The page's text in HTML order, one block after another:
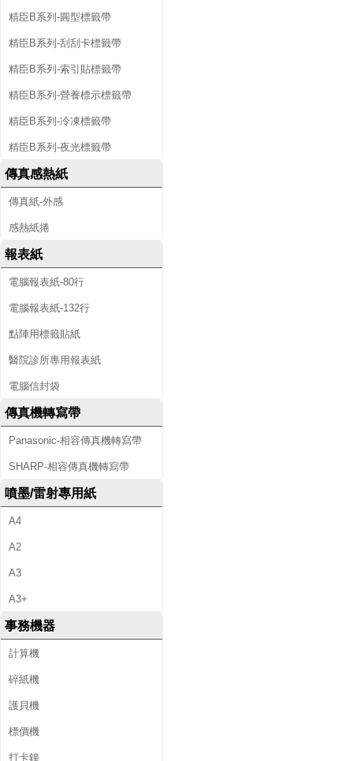
精臣B系列-圓型標籤帶
精臣B系列-刮刮卡標籤帶
精臣B系列-索引貼標籤帶
精臣B系列-營養標示標籤帶
精臣B系列-冷凍標籤帶
精臣B系列-夜光標籤帶
傳真感熱紙
傳真紙-外感
感熱紙捲
報表紙
電腦報表紙-80行
電腦報表紙-132行
點陣用標籤貼紙
醫院診所專用報表紙
電腦信封袋
傳真機轉寫帶
Panasonic-相容傳真機轉寫帶
SHARP-相容傳真機轉寫帶
噴墨/雷射專用紙
A4
A2
A3
A3+
事務機器
計算機
碎紙機
護貝機
標價機
打卡鐘